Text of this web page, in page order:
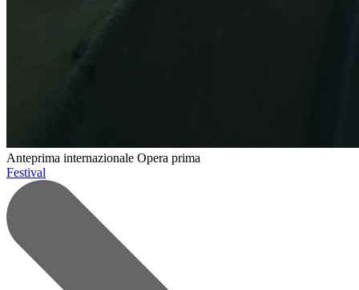
Anteprima internazionale Opera prima
Festival